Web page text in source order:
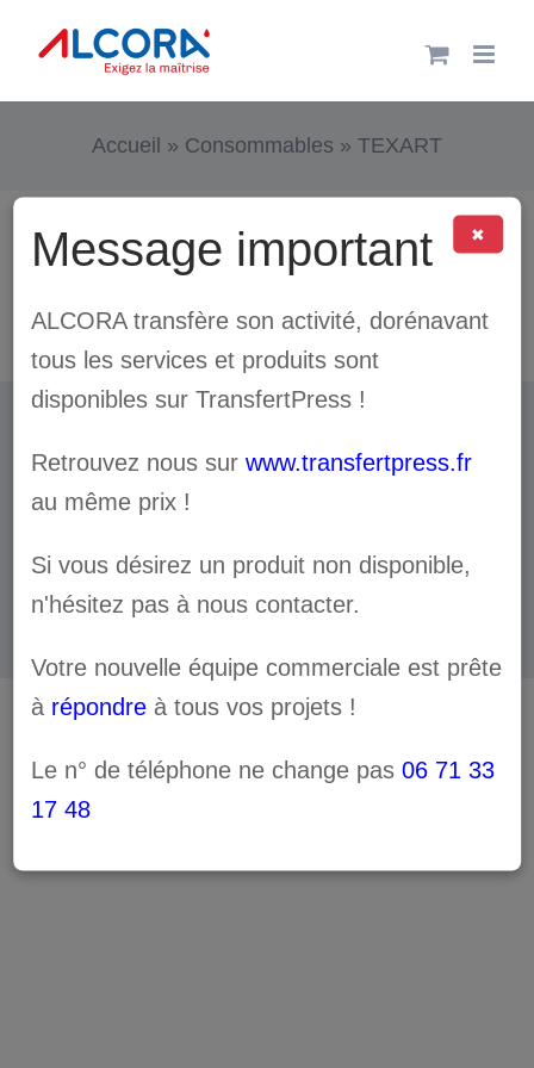
contenu
Accueil » Consommables » TEXART
Nos encres Texart
Studio|Conditions générales de vente |Mentions
✖
Message important
ALCORA transfère son activité, dorénavant
tous les services et produits sont
disponibles sur TransfertPress !
Retrouvez nous surwww.transfertpress.fr
au même prix !
Si vous désirez un produit non disponible,
n'hésitez pas à nous contacter.
Votre nouvelle équipe commerciale est prête
à répondre à tous vos projets !
Le n° de téléphone ne change pas06 71 33
17 48